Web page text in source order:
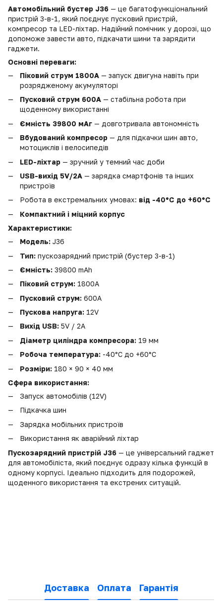
Автомобільний бустер J36 — це багатофункціональний
пристрій 3-в-1, який поєднує пусковий пристрій,
компресор та LED-ліхтар. Надійний помічник у дорозі, що
допоможе завести авто, підкачати шини та зарядити
гаджети.
Основні переваги:
Піковий струм 1800A — запуск двигуна навіть при
розрядженому акумуляторі
Пусковий струм 600A — стабільна робота при
щоденному використанні
Ємність 39800 мАг — довготривала автономність
Вбудований компресор — для підкачки шин авто,
мотоциклів і велосипедів
LED-ліхтар — зручний у темний час доби
USB-вихід 5V/2A — зарядка смартфонів та інших
пристроїв
Робота в екстремальних умовах: від -40°C до +60°C
Компактний і міцний корпус
Характеристики:
Модель: J36
Тип: пускозарядний пристрій (бустер 3-в-1)
Ємність: 39800 mAh
Піковий струм: 1800A
Пусковий струм: 600A
Пускова напруга: 12V
Вихід USB: 5V / 2A
Діаметр циліндра компресора: 19 мм
Робоча температура: -40°C до +60°C
Розміри: 180 × 90 × 40 мм
Сфера використання:
Запуск автомобілів (12V)
Підкачка шин
Зарядка мобільних пристроїв
Використання як аварійний ліхтар
Пускозарядний пристрій J36 — це універсальний гаджет
для автомобіліста, який поєднує одразу кілька функцій в
одному корпусі. Ідеально підходить для подорожей,
щоденного використання та екстрених ситуацій.
Доставка Оплата Гарантія